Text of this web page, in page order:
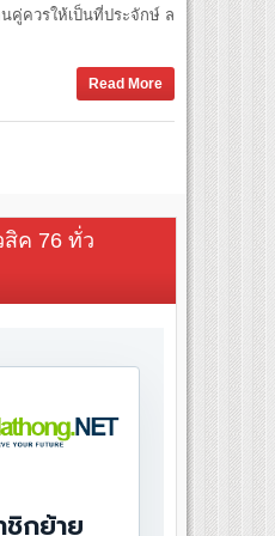
ควรให้เป็นที่ประจักษ์ ล
Read More
ค 76 ทั่ว